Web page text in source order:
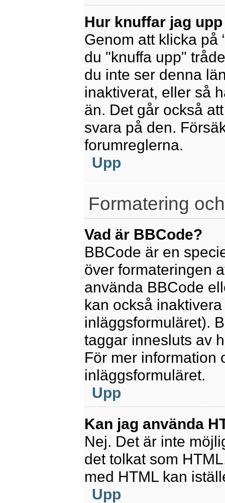
Hur knuffar jag
Genom att klicka på
du "knuffa upp"
du inte ser denna
inaktiverat, eller så
än. Det går också
svara på den.
forumreglerna.
Upp
Formatering
Vad är BBCode?
BBCode är en
över formateringen
använda BBCode
kan också
inläggsformuläret).
taggar innesluts av
För mer information
inläggsformuläret.
Upp
Kan jag använda
Nej. Det är inte
det tolkat som
med HTML kan
Upp